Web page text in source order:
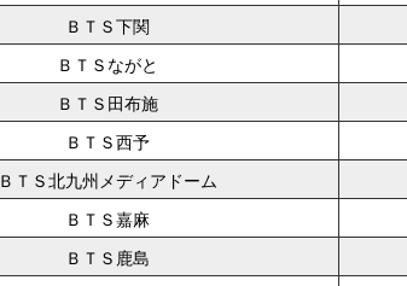
ＢＴＳ下関
ＢＴＳながと
ＢＴＳ田布施
ＢＴＳ西予
ＢＴＳ北九州メディアドーム
ＢＴＳ嘉麻
ＢＴＳ鹿島